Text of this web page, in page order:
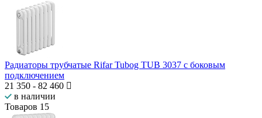
Радиаторы трубчатые Rifar Tubog TUB 3037 с боковым
подключением
21 350 - 82 460
в наличии
Товаров 15